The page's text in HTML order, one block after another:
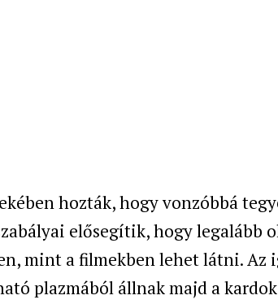
hozták, hogy vonzóbbá
elősegítik, hogy legalább
mint a filmekben lehet látni. Az
plazmából állnak majd a